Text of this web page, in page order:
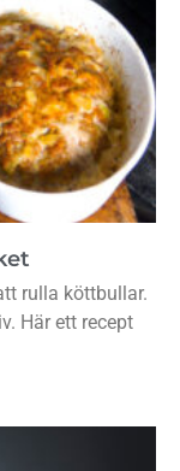
rulla köttbullar.
Här ett recept